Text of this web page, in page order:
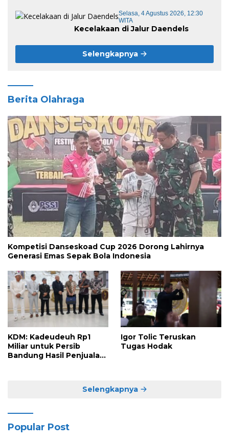
Selasa, 4 Agustus 2026, 12:30
WITA
Kecelakaan di Jalur Daendels
Selengkapnya
Berita Olahraga
Kompetisi Danseskoad Cup 2026 Dorong Lahirnya
Generasi Emas Sepak Bola Indonesia
KDM: Kadeudeuh Rp1
Miliar untuk Persib
Bandung Hasil Penjualan
Igor Tolic Teruskan
Tugas Hodak
Selengkapnya
Popular Post